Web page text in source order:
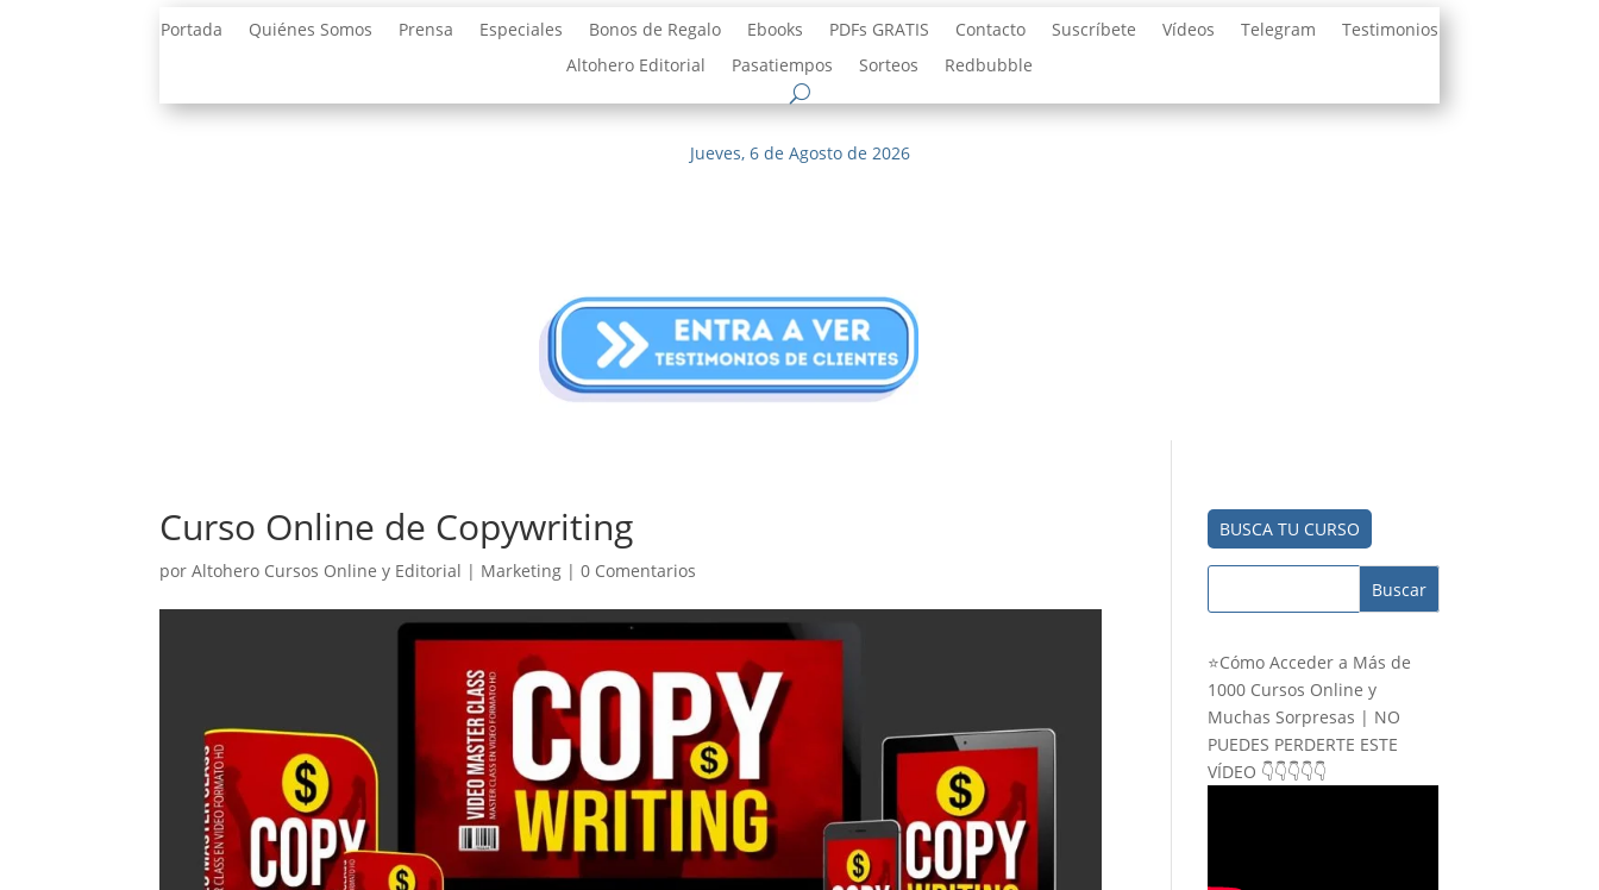
Portada Quiénes Somos Prensa Especiales Bonos de Regalo Ebooks PDFs GRATIS Contacto Suscríbete Vídeos Telegram
Testimonios
Altohero Editorial
Pasatiempos Sorteos Redbubble
Jueves, 6 de Agosto de 2026
Curso Online de Copywriting
porAltohero Cursos Online y Editorial | Marketing |0 Comentarios
BUSCA TU CURSO
⭐Cómo Acceder a Más de
1000 Cursos Online y
Muchas Sorpresas | NO
PUEDES PERDERTE ESTE
VÍDEO 👇👇👇👇👇